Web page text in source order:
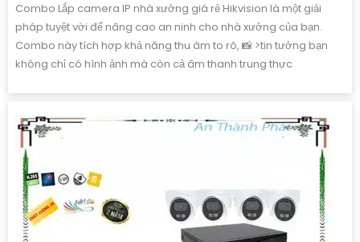
Combo Lắp camera IP nhà xưởng giá rẻ Hikvision là một giải
pháp tuyệt vời để nâng cao an ninh cho nhà xưởng của bạn.
Combo này tích hợp khả năng thu âm to rõ, 📸 >tin tưởng bạn
không chỉ có hình ảnh mà còn cả âm thanh trung thực